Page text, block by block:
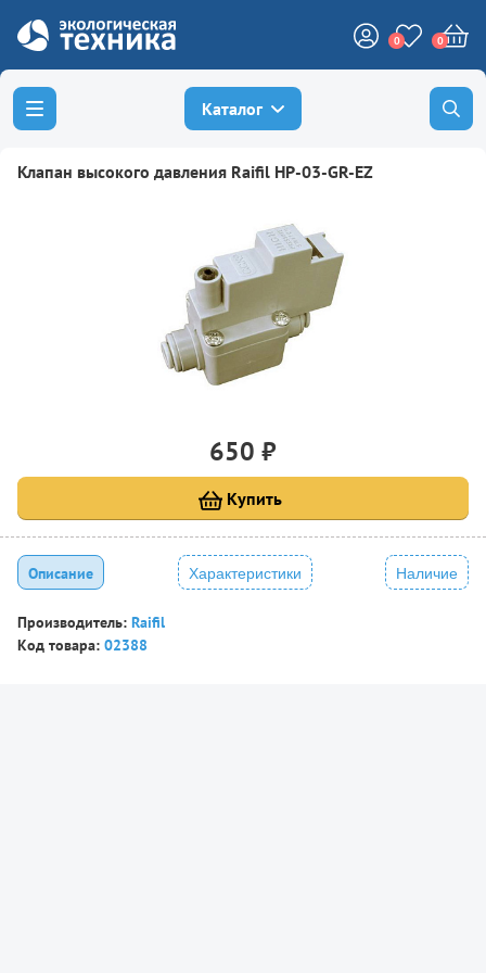
0 0
Каталог
Клапан высокого давления Raifil HP-03-GR-EZ
650 ₽
Купить
Описание Характеристики Наличие
Производитель: Raifil
Код товара: 02388